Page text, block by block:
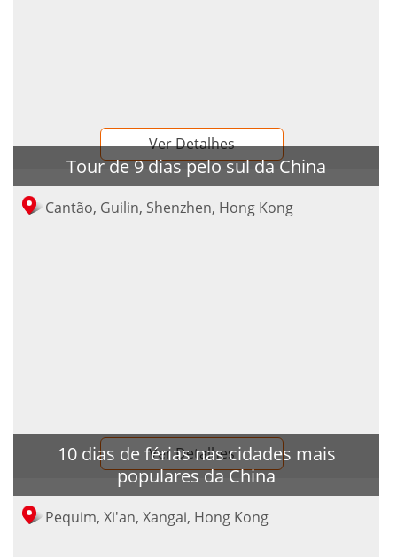
Ver Detalhes
Tour de 9 dias pelo sul da China
Cantão, Guilin, Shenzhen, Hong Kong
Ver Detalhes
10 dias de férias nas cidades mais
populares da China
Pequim, Xi'an, Xangai, Hong Kong